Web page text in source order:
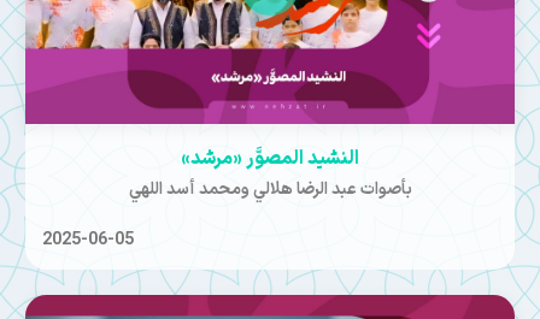
النشيد المصوَّر «مرشد»
بأصوات عبد الرضا هلالي ومحمد أسد اللهي
2025-06-05